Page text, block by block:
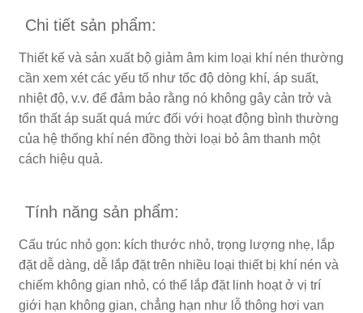
Chi tiết sản phẩm:
Thiết kế và sản xuất bộ giảm âm kim loại khí nén thường
cần xem xét các yếu tố như tốc độ dòng khí, áp suất,
nhiệt độ, v.v. để đảm bảo rằng nó không gây cản trở và
tổn thất áp suất quá mức đối với hoạt động bình thường
của hệ thống khí nén đồng thời loại bỏ âm thanh một
cách hiệu quả.
Tính năng sản phẩm:
Cấu trúc nhỏ gọn: kích thước nhỏ, trọng lượng nhẹ, lắp
đặt dễ dàng, dễ lắp đặt trên nhiều loại thiết bị khí nén và
chiếm không gian nhỏ, có thể lắp đặt linh hoạt ở vị trí
giới hạn không gian, chẳng hạn như lỗ thông hơi van